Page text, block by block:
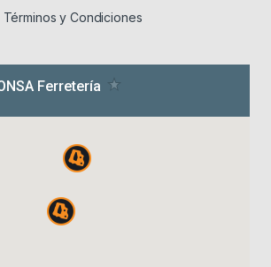
Términos y Condiciones